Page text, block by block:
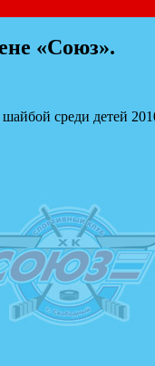
«Союз».
среди детей